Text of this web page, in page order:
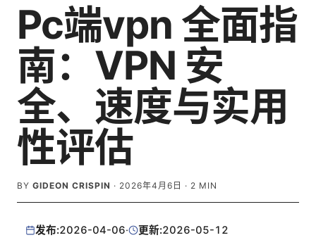
Pc端vpn 全面指
南：VPN 安
全、速度与实用
性评估
BY GIDEON CRISPIN · 2026年4月6日 · 2 MIN
发布:2026-04-06· 更新:2026-05-12